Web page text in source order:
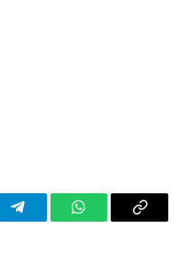
TelegramWhatsAppCopy